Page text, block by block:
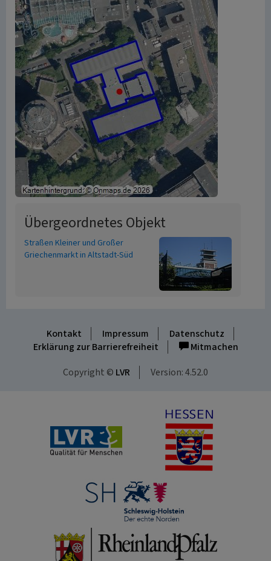
Übergeordnetes Objekt
Straßen Kleiner und Großer
Griechenmarkt in Altstadt-Süd
Kontakt Impressum
Datenschutz
Erklärung zur Barrierefreiheit
Mitmachen
Copyright © LVR Version: 4.52.0